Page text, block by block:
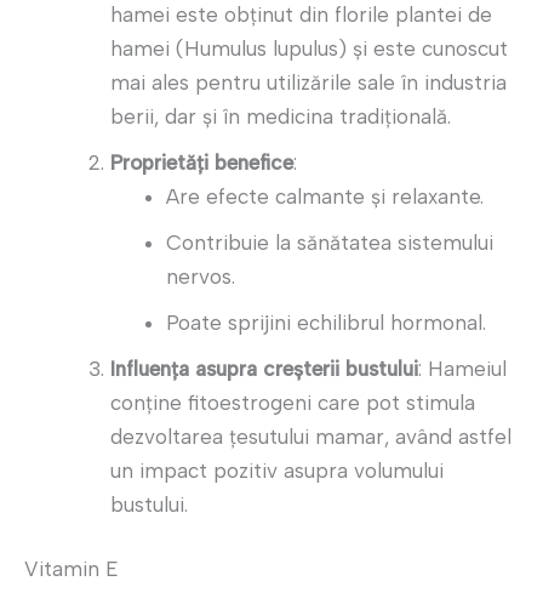
hamei este obținut din florile plantei de
hamei (Humulus lupulus) și este cunoscut
mai ales pentru utilizările sale în industria
berii, dar și în medicina tradițională.
Proprietăți benefice:
Are efecte calmante și relaxante.
Contribuie la sănătatea sistemului
nervos.
Poate sprijini echilibrul hormonal.
Influența asupra creșterii bustului: Hameiul
conține fitoestrogeni care pot stimula
dezvoltarea țesutului mamar, având astfel
un impact pozitiv asupra volumului
bustului.
Vitamin E